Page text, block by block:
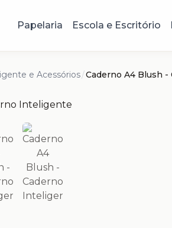
Papelaria Escola e Escritório
e Acessórios/Caderno A4 Blush